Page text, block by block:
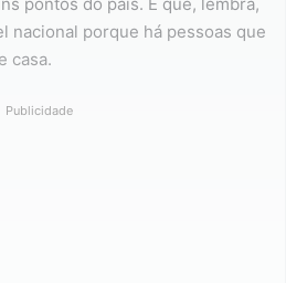
nacional porque há pessoas que
casa.
Publicidade